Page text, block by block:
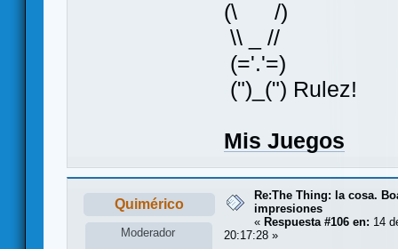
(\ /)
\\ _ //
(='.'=)
(")_(") Rulez!
Mis Juegos
Quimérico
Moderador
Re:The Thing: la cosa.
impresiones
« Respuesta #106 en: 14
20:17:28 »